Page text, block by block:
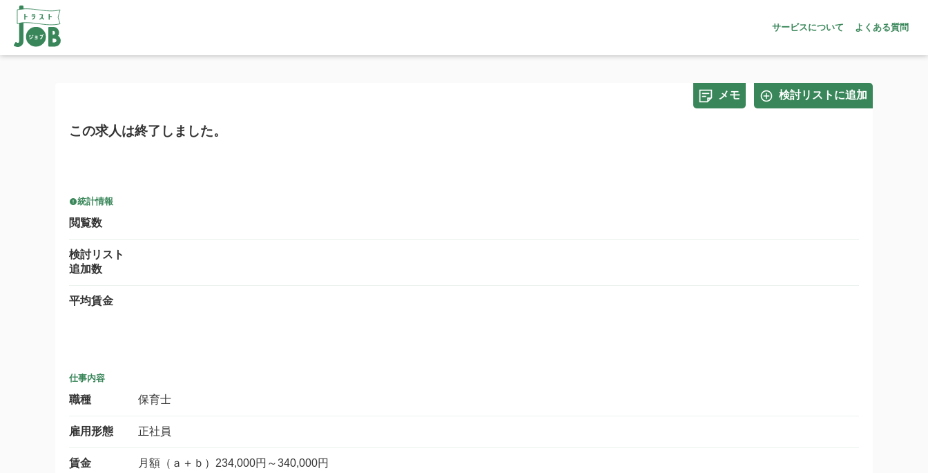
サービスについて よくある質問
メモ 検討リストに追加
この求人は終了しました。
統計情報
閲覧数
検討リスト
追加数
平均賃金
仕事内容
職種 保育士
雇用形態 正社員
賃金 月額（ａ＋ｂ）234,000円～340,000円